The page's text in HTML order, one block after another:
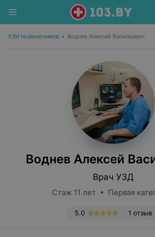
УЗИ позвоночника • Воднев Алексей Васильевич
Воднев Алексей
Врач УЗД
Стаж 11 лет • Первая
1 отзыв
5.0